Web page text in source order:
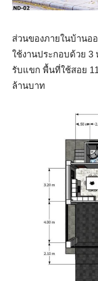
ส่วนของภายในบ้านอ
ใช้งานประกอบด้วย 3
รับแขก พื้นที่ใช้สอย
ล้านบาท